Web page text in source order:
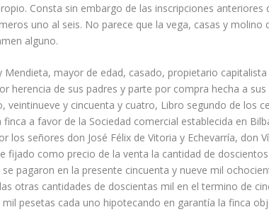
Consta sin embargo de las inscripciones anteriores
uno al seis. No parece que la vega, casas y
alguno.
Mendieta, mayor de edad, casado, propie­tario
herencia de sus padres y parte por compra hecha a
veintinueve y cincuenta y cuatro, Libro segundo de los
finca a favor de la Sociedad comer­cial establecida en
los señores don José Félix de Vitoria y Echeva­rrí­a, don
fijado como precio de la venta la cantidad de
pagaron en la presente cincuenta y nueve mil
otras cantidades de doscientas mil en el termino de
pesetas cada uno hipotecando en garantí­a la finca